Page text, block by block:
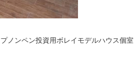
ノンペン投資用ボレイモデルハウス個室